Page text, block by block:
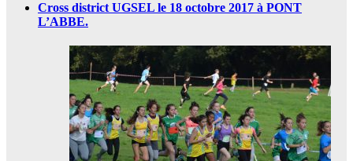
Cross district UGSEL le 18 octobre 2017 à PONT
L’ABBE.